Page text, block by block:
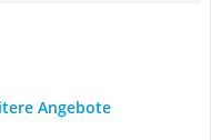
Angebote